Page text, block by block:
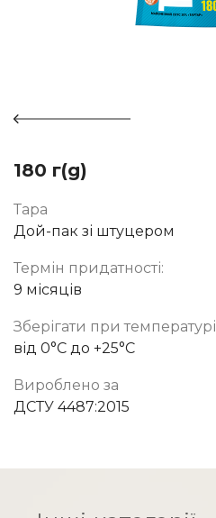
180 г(g)
Тара
Дой-пак зі штуцером
Термін придатності:
9 місяців
Зберігати при температурі
від 0°C до +25°C
Вироблено за
ДСТУ 4487:2015